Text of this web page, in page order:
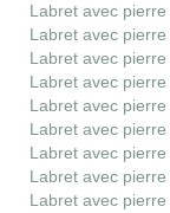
Labret avec pierre
Labret avec pierre
Labret avec pierre
Labret avec pierre
Labret avec pierre
Labret avec pierre
Labret avec pierre
Labret avec pierre
Labret avec pierre